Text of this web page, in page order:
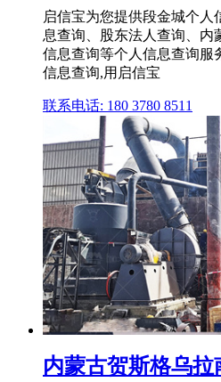
启信宝为您提供段金城个
息查询、股东法人查询、内
信息查询等个人信息查询服
信息查询,用启信宝
联系电话: 180 3780 8511
内蒙古贺斯格乌